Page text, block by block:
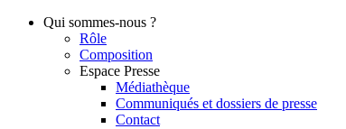
Qui sommes-nous ?
Rôle
Composition
Espace Presse
Médiathèque
Communiqués et dossiers de presse
Contact